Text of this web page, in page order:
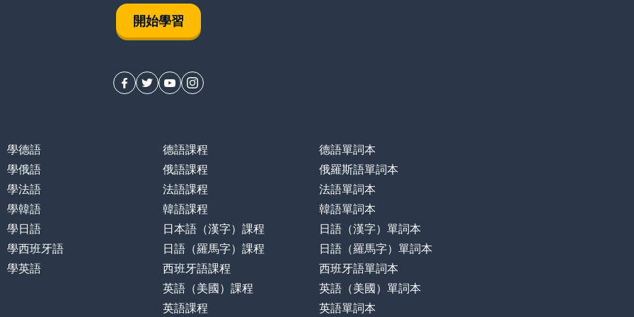
開始學習
學德語
學俄語
學法語
學韓語
學日語
學西班牙語
學英語
德語課程
俄語課程
法語課程
韓語課程
日本語（漢字）課程
日語（羅馬字）課程
西班牙語課程
英語（美國）課程
英語課程
德語單詞本
俄羅斯語單詞本
法語單詞本
韓語單詞本
日語（漢字）單詞本
日語（羅馬字）單詞本
西班牙語單詞本
英語（美國）單詞本
英語單詞本